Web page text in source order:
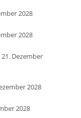
2028
2028
Dezember
2028
2028